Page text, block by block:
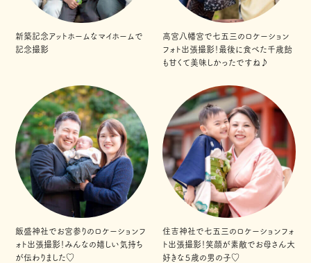
新築記念アットホームなマイホームで
記念撮影
高宮八幡宮で七五三のロケーション
フォト出張撮影！最後に食べた千歳飴
も甘くて美味しかったですね♪
飯盛神社でお宮参りのロケーションフ
ォト出張撮影！みんなの嬉しい気持ち
が伝わりました♡
住吉神社で七五三のロケーションフォ
ト出張撮影！笑顔が素敵でお母さん大
好きな５歳の男の子♡